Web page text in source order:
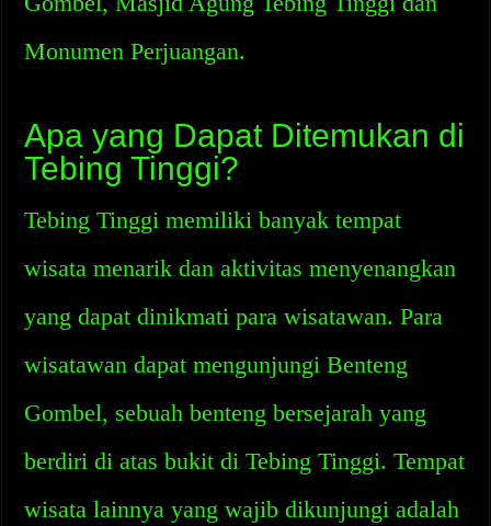
Monumen Perjuangan.
Apa yang Dapat Ditemukan di
Tebing Tinggi?
Tebing Tinggi memiliki banyak tempat
wisata menarik dan aktivitas menyenangkan
yang dapat dinikmati para wisatawan. Para
wisatawan dapat mengunjungi Benteng
Gombel, sebuah benteng bersejarah yang
berdiri di atas bukit di Tebing Tinggi. Tempat
wisata lainnya yang wajib dikunjungi adalah